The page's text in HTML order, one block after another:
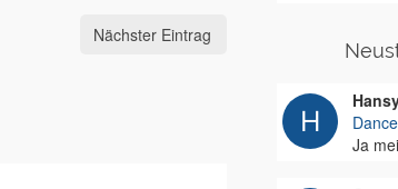
Nächster Eintrag
Ja